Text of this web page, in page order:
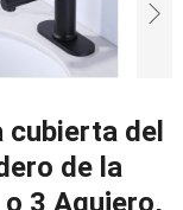
cubierta del
de la
3 Agujero,